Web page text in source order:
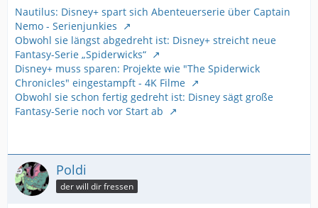
Nautilus: Disney+ spart sich Abenteuerserie über Captain
Nemo - Serienjunkies
Obwohl sie längst abgedreht ist: Disney+ streicht neue
Fantasy-Serie „Spiderwicks“
Disney+ muss sparen: Projekte wie "The Spiderwick
Chronicles" eingestampft - 4K Filme
Obwohl sie schon fertig gedreht ist: Disney sägt große
Fantasy-Serie noch vor Start ab
Poldi
der will dir fressen